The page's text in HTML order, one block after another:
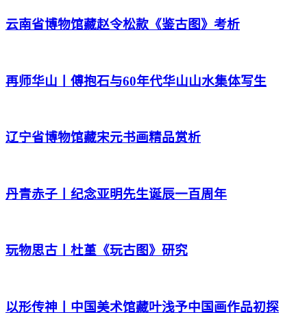
云南省博物馆藏赵令松款《鉴古图》考析
再师华山丨傅抱石与60年代华山山水集体写生
辽宁省博物馆藏宋元书画精品赏析
丹青赤子丨纪念亚明先生诞辰一百周年
玩物思古丨杜堇《玩古图》研究
以形传神丨中国美术馆藏叶浅予中国画作品初探